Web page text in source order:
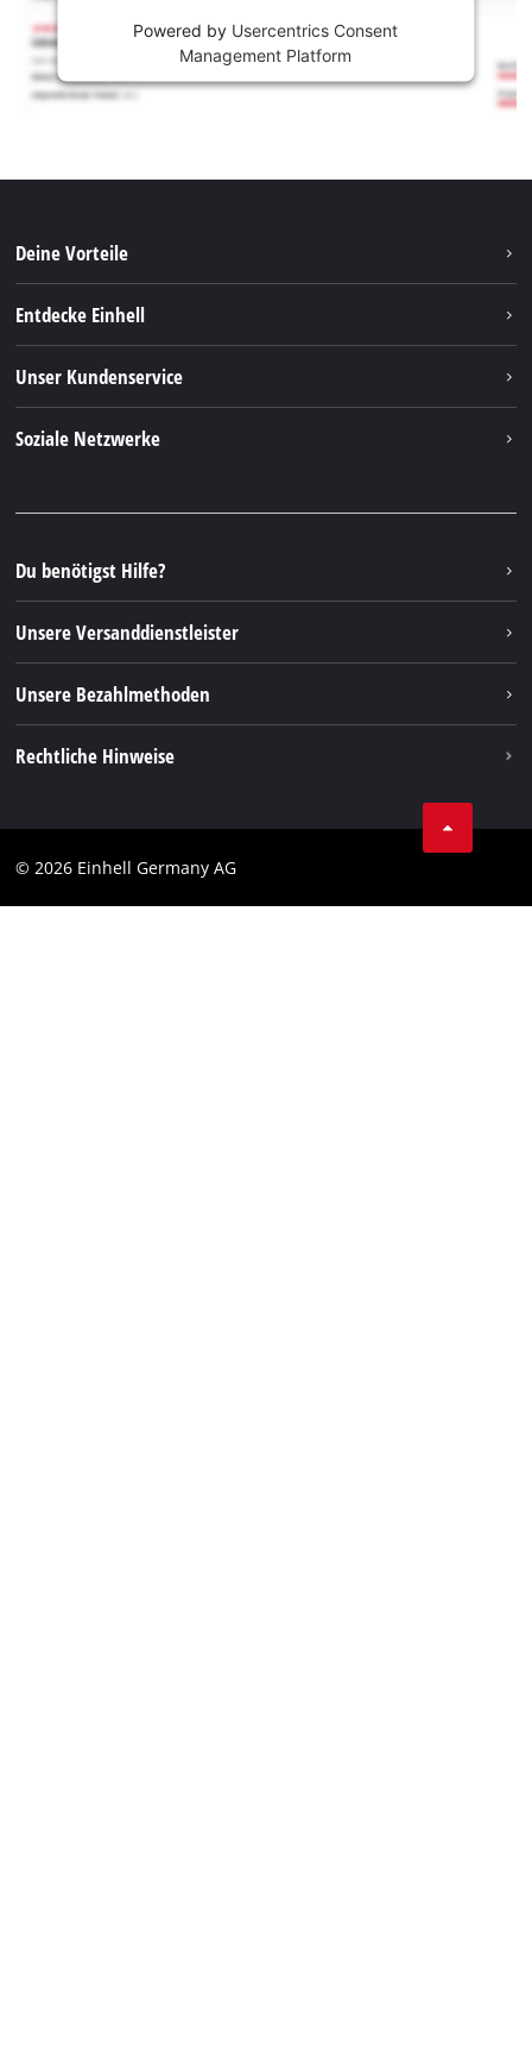
Powered by Usercentrics Consent
Management Platform
Deine Vorteile
Entdecke Einhell
Nachhaltigkeit
Unser Kundenservice
FAQs
Rücksendungen / Widerruf
Verpackungsrichtlinien
Hinweise zur Batterieentsorgung
Vertrag widerrufen
Soziale Netzwerke
Instagram
TikTok
Pinterest
Linkedin
Du benötigst Hilfe?
Unsere Versanddienstleister
Unsere Bezahlmethoden
Rechtliche Hinweise
Impressum
© 2026 Einhell Germany AG